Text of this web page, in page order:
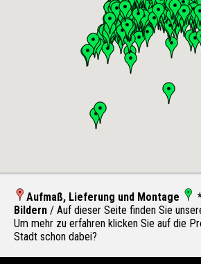
Aufmaß, Lieferung und Montage
Bildern / Auf dieser Seite finden Sie
Um mehr zu erfahren klicken Sie auf die
Stadt schon dabei?